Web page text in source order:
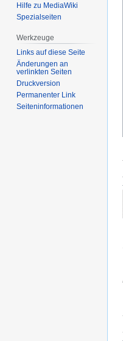
Hilfe zu MediaWiki
Spezialseiten
Werkzeuge
Links auf diese Seite
Änderungen an
verlinkten Seiten
Druckversion
Permanenter Link
Seiten­­informationen